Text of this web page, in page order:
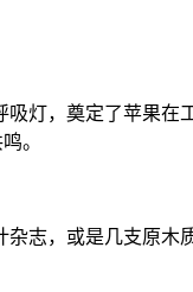
灯，奠定了苹果在
。
志，或是几支原木